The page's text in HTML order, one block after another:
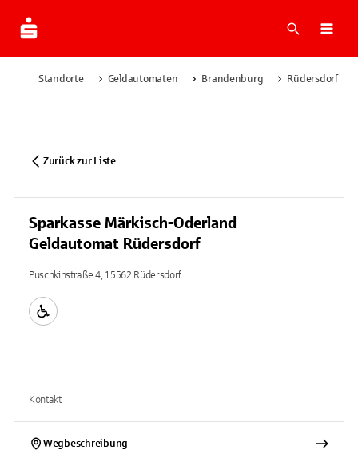
Suche
Standorte Geldautomaten Brandenburg Rüdersdorf
Zurück zur Liste
Sparkasse Märkisch-Oderland
Geldautomat Rüdersdorf
Puschkinstraße 4, 15562 Rüdersdorf
Kontakt
Wegbeschreibung